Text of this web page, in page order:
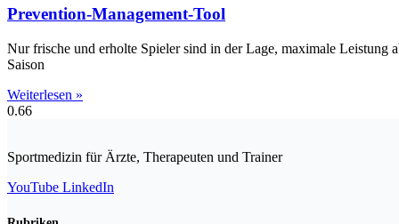
Prevention-Management-Tool
Nur frische und erholte Spieler sind in der Lage, maximale Leistung
Saison
Weiterlesen »
Sportmedizin für Ärzte, Therapeuten und Trainer
YouTube LinkedIn